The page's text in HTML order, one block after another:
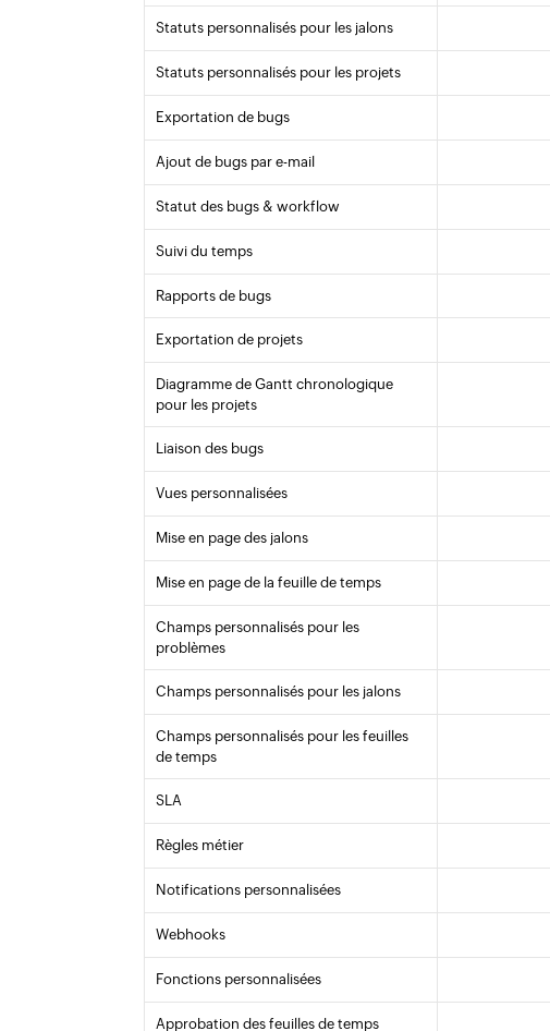
Statuts personnalisés pour les jalons
Statuts personnalisés pour les projets
Exportation de bugs
Ajout de bugs par e-mail
Statut des bugs & workflow
Suivi du temps
Rapports de bugs
Exportation de projets
Diagramme de Gantt chronologique
pour les projets
Liaison des bugs
Vues personnalisées
Mise en page des jalons
Mise en page de la feuille de temps
Champs personnalisés pour les
problèmes
Champs personnalisés pour les jalons
Champs personnalisés pour les feuilles
de temps
SLA
Règles métier
Notifications personnalisées
Webhooks
Fonctions personnalisées
Approbation des feuilles de temps